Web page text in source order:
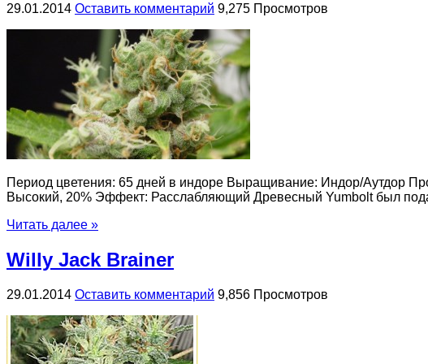
29.01.2014 Оставить комментарий 9,275 Просмотров
Период цветения: 65 дней в индоре Выращивание: Индор/Аутдор
Высокий, 20% Эффект: Расслабляющий Древесный Yumbolt был
Читать далее »
Willy Jack Brainer
29.01.2014 Оставить комментарий 9,856 Просмотров